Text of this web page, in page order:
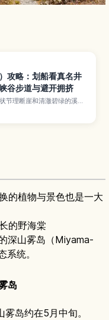
攻略：划船看真名井
谷步道与避开拥挤
节理断崖和清澈碧绿的溪谷
的自然名所。本文介绍真名
要点、步道观景路线、建议
的植物与景色也是一大
的野海棠
深山雾岛（Miyama-
统。
岛
岛约在5月中旬。